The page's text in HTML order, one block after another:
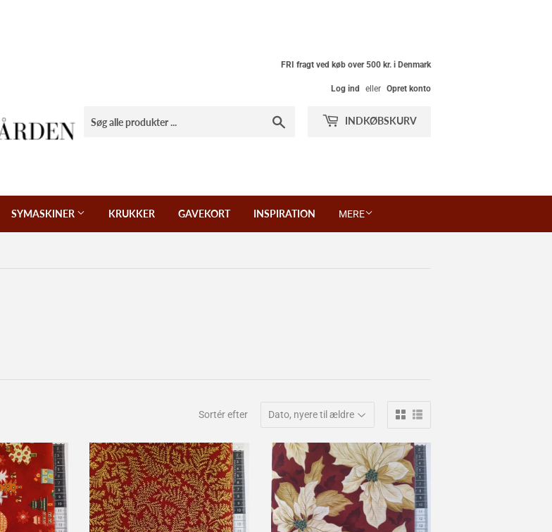
FRI fragt ved køb over 500 kr. i Denmark
Log ind eller Opret konto
INDKØBSKURV
SYMASKINER KRUKKER GAVEKORT INSPIRATION MERE
Sortér efter